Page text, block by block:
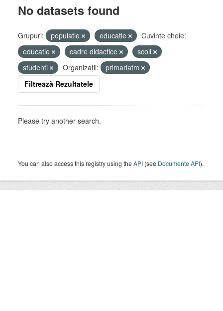
No datasets found
Grupuri: populatie educatie
Cuvinte cheie:
educatie
cadre didactice
scoli
studenti
Organizații:
primariatm
Filtrează Rezultatele
Please try another search.
You can also access this registry using theAPI (see Documente API).